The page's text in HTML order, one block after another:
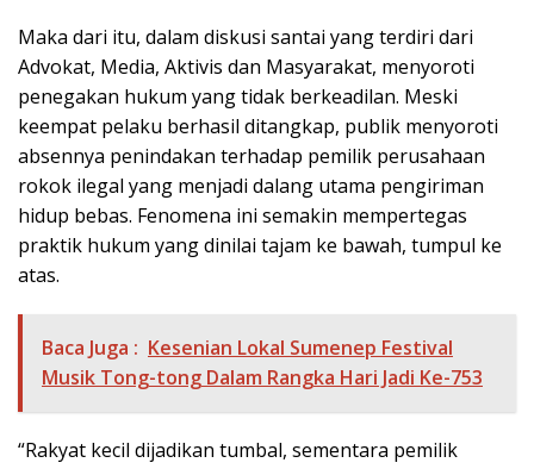
Maka dari itu, dalam diskusi santai yang terdiri dari
Advokat, Media, Aktivis dan Masyarakat, menyoroti
penegakan hukum yang tidak berkeadilan. Meski
keempat pelaku berhasil ditangkap, publik menyoroti
absennya penindakan terhadap pemilik perusahaan
rokok ilegal yang menjadi dalang utama pengiriman
hidup bebas. Fenomena ini semakin mempertegas
praktik hukum yang dinilai tajam ke bawah, tumpul ke
atas.
Baca Juga : Kesenian Lokal Sumenep Festival
Musik Tong-tong Dalam Rangka Hari Jadi Ke-753
“Rakyat kecil dijadikan tumbal, sementara pemilik